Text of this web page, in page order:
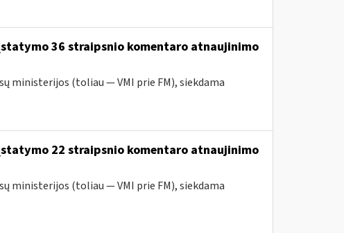
36 straipsnio komentaro atnaujinimo
ministerijos (toliau — VMI prie FM), siekdama
22 straipsnio komentaro atnaujinimo
ministerijos (toliau — VMI prie FM), siekdama